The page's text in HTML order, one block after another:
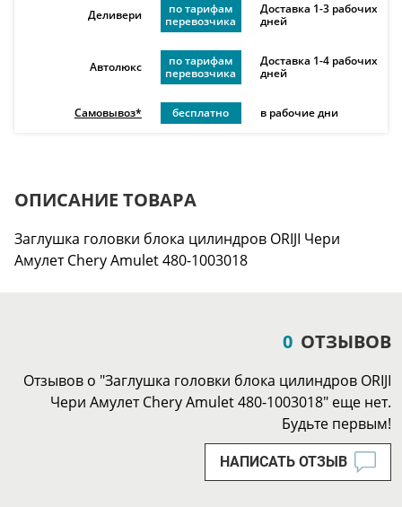
Деливери
по тарифам
перевозчика
Доставка 1-3 рабочих
дней
Автолюкс
по тарифам
перевозчика
Доставка 1-4 рабочих
дней
Самовывоз* бесплатно в рабочие дни
ОПИСАНИЕ ТОВАРА
Заглушка головки блока цилиндров ORIJI Чери
Амулет Chery Amulet 480-1003018
0 ОТЗЫВОВ
Отзывов о "Заглушка головки блока цилиндров ORIJI
Чери Амулет Chery Amulet 480-1003018" еще нет.
Будьте первым!
НАПИСАТЬ ОТЗЫВ